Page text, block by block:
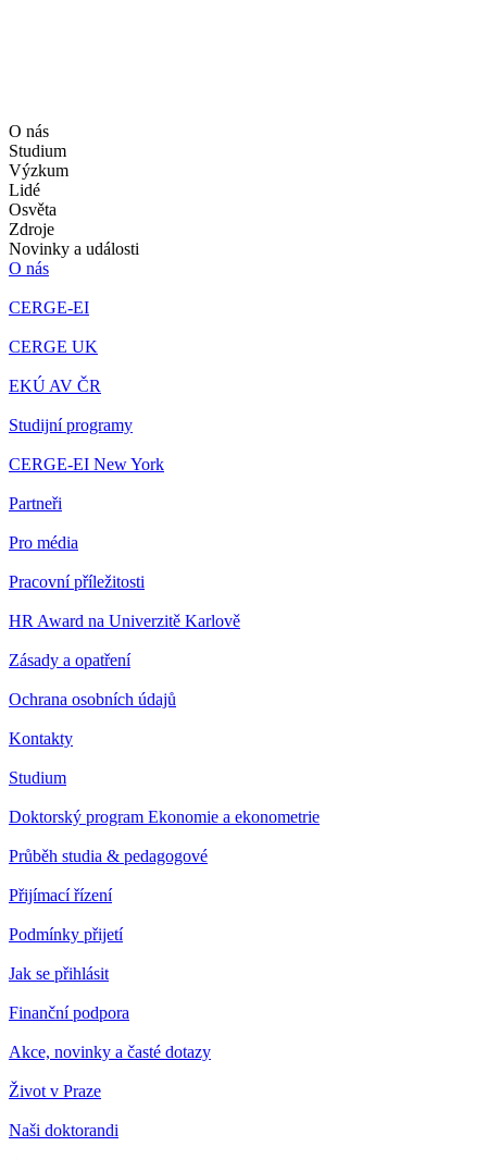
O nás
Studium
Výzkum
Lidé
Osvěta
Zdroje
Novinky a události
O nás
CERGE-EI
CERGE UK
EKÚ AV ČR
Studijní programy
CERGE-EI New York
Partneři
Pro média
Pracovní příležitosti
HR Award na Univerzitě Karlově
Zásady a opatření
Ochrana osobních údajů
Kontakty
Studium
Doktorský program Ekonomie a ekonometrie
Průběh studia & pedagogové
Přijímací řízení
Podmínky přijetí
Jak se přihlásit
Finanční podpora
Akce, novinky a časté dotazy
Život v Praze
Naši doktorandi